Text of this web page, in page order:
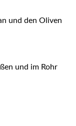
und den Oli­ven
und im Rohr